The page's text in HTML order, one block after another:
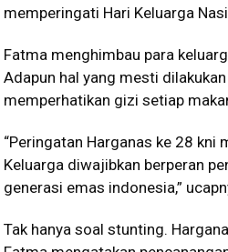
memperingati Hari Keluarga
Fatma menghimbau para
Adapun hal yang mesti
memperhatikan gizi setiap
“Peringatan Harganas ke 28
Keluarga diwajibkan berperan
generasi emas indonesia,”
Tak hanya soal stunting.